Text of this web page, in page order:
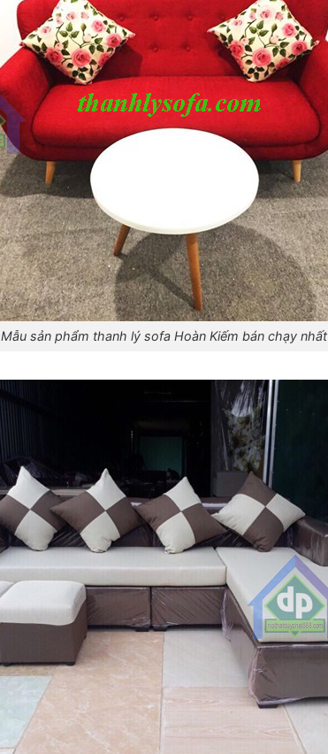
Mẫu sản phẩm thanh lý sofa Hoàn Kiếm bán chạy nhất